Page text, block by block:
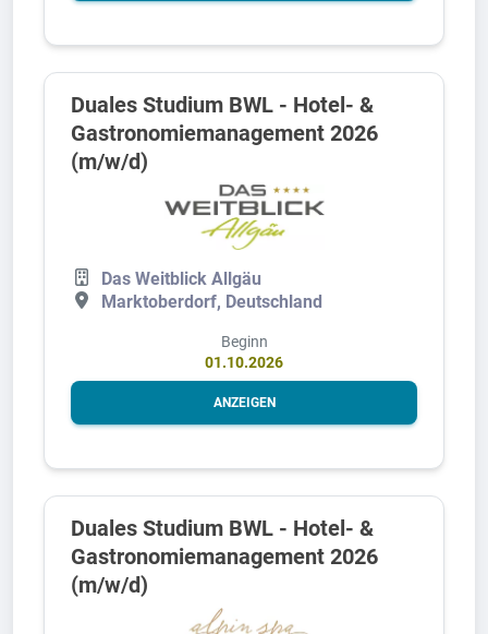
Duales Studium BWL - Hotel- &
Gastronomiemanagement 2026
(m/w/d)
Das Weitblick Allgäu
Marktoberdorf, Deutschland
Beginn
01.10.2026
ANZEIGEN
Duales Studium BWL - Hotel- &
Gastronomiemanagement 2026
(m/w/d)